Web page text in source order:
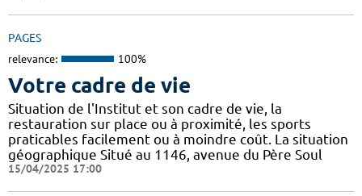
PAGES
relevance: 100%
Votre cadre de vie
Situation de l'Institut et son cadre de vie, la
restauration sur place ou à proximité, les sports
praticables facilement ou à moindre coût. La situation
géographique Situé au 1146, avenue du Père Soul
15/04/2025 17:00